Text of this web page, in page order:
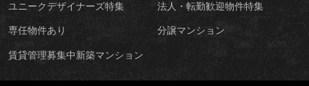
ユニークデザイナーズ特集 法人・転勤歓迎物件特集
専任物件あり 分譲マンション
賃貸管理募集中新築マンション